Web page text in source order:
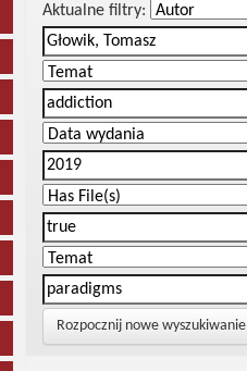
Aktualne filtry:
Rozpocznij nowe wyszukiwanie